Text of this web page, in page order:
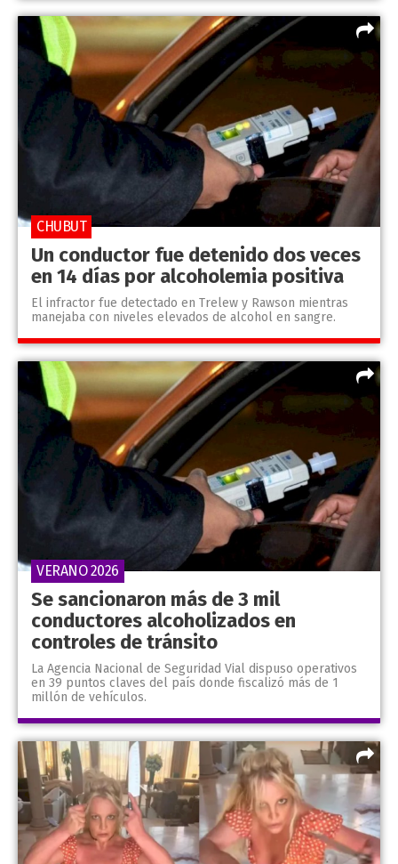
Un conductor fue detenido dos veces
en 14 días por alcoholemia positiva
El infractor fue detectado en Trelew y Rawson mientras
manejaba con niveles elevados de alcohol en sangre.
CHUBUT
Se sancionaron más de 3 mil
conductores alcoholizados en
controles de tránsito
La Agencia Nacional de Seguridad Vial dispuso operativos
en 39 puntos claves del país donde fiscalizó más de 1
millón de vehículos.
VERANO 2026